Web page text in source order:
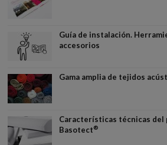
Guía de instalación.
accesorios
Gama amplia de tejidos
Características técnicas
Basotect®